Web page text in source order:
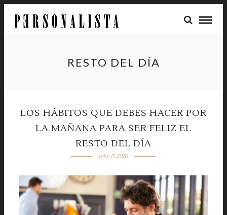
RESTO DEL DÍA
LOS HÁBITOS QUE DEBES HACER POR
LA MAÑANA PARA SER FELIZ EL
RESTO DEL DÍA
julio 17, 2020